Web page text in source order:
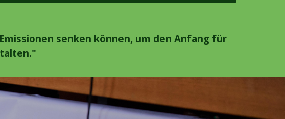
senken können, um den Anfang für